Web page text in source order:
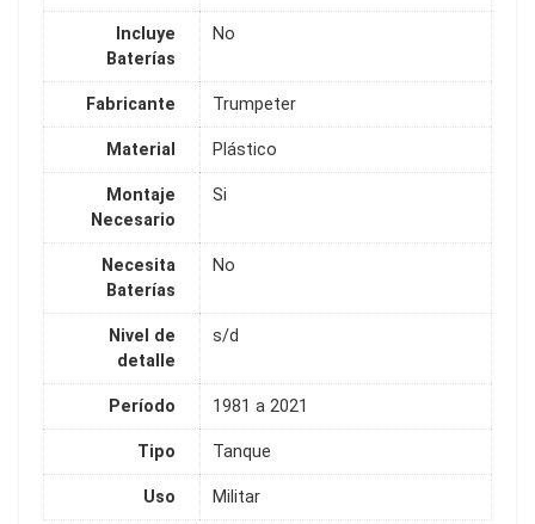
Incluye
Baterías
No
Fabricante Trumpeter
Material Plástico
Montaje
Necesario
Si
Necesita
Baterías
No
Nivel de
detalle
s/d
Período 1981 a 2021
Tipo Tanque
Uso Militar